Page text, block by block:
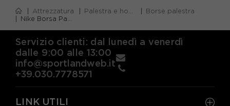
Attrezzatura Palestra e home gym
Borse palestra
Nike Borsa Palestra Brasilia M Blu
Servizio clienti: dal lunedì a venerdì
dalle 9:00 alle 13:00
info@sportlandweb.it
+39.030.7778571
LINK UTILI